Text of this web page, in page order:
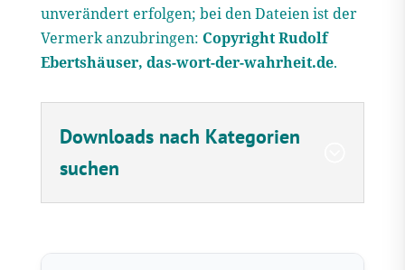
unverändert erfolgen; bei den Dateien ist der
Vermerk anzubringen: Copyright Rudolf
Ebertshäuser, das-wort-der-wahrheit.de.
Downloads nach Kategorien
suchen